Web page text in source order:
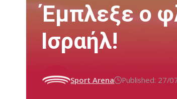
Έμπλεξε ο
Ισραήλ!
Sport Arena Published: 27/